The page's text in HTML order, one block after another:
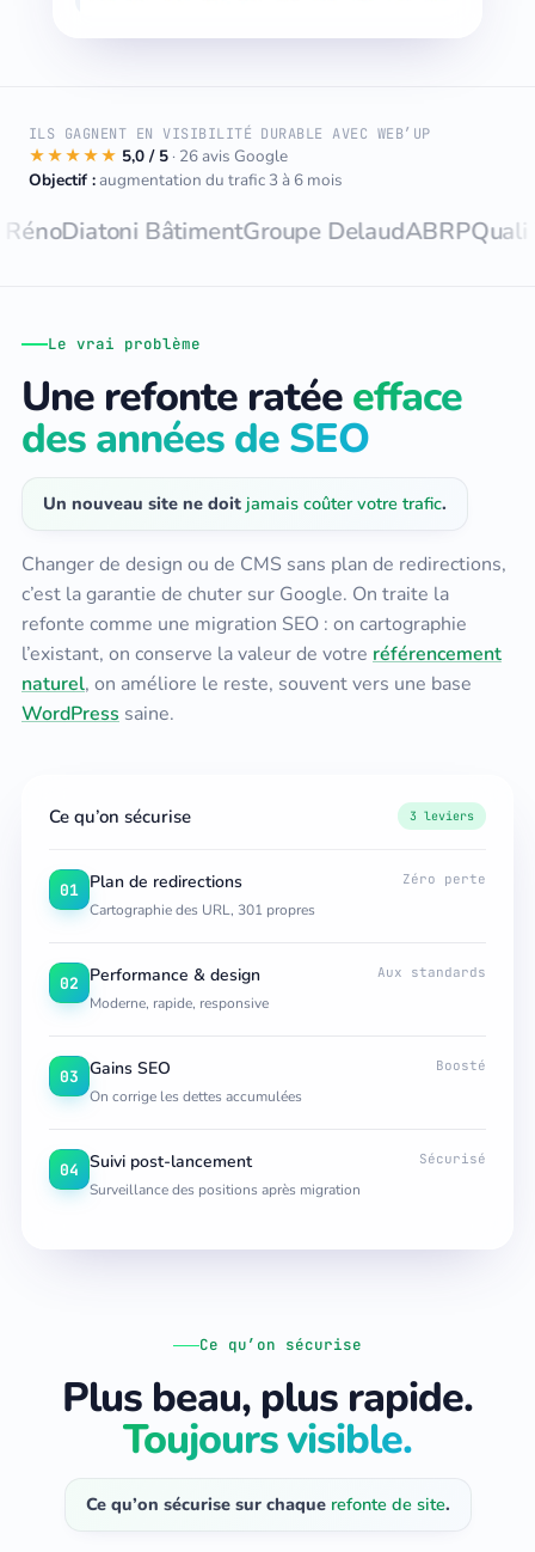
ILS GAGNENT EN VISIBILITÉ DURABLE AVEC WEB’UP
★★★★★ 5,0 / 5 · 26 avis Google
Objectif :augmentation du trafic 3 à 6 mois
BâtimentGroupe DelaudABRPQuali Toiture
Le vrai problème
Une refonte ratéeefface
des années de SEO
Un nouveau site ne doit jamais coûter votre trafic.
Changer de design ou de CMS sans plan de redirections,
c’est la garantie de chuter sur Google. On traite la
refonte comme une migration SEO : on cartographie
l’existant, on conserve la valeur de votre référencement
naturel, on améliore le reste, souvent vers une base
WordPress saine.
Ce qu’on sécurise 3 leviers
01 Plan de redirections
Cartographie des URL, 301 propres
Zéro perte
02 Performance & design
Moderne, rapide, responsive
Aux standards
03 Gains SEO
On corrige les dettes accumulées
Boosté
04 Suivi post-lancement
Surveillance des positions après migration
Sécurisé
Ce qu’on sécurise
Plus beau, plus rapide.
Toujours visible.
Ce qu’on sécurise sur chaque refonte de site.